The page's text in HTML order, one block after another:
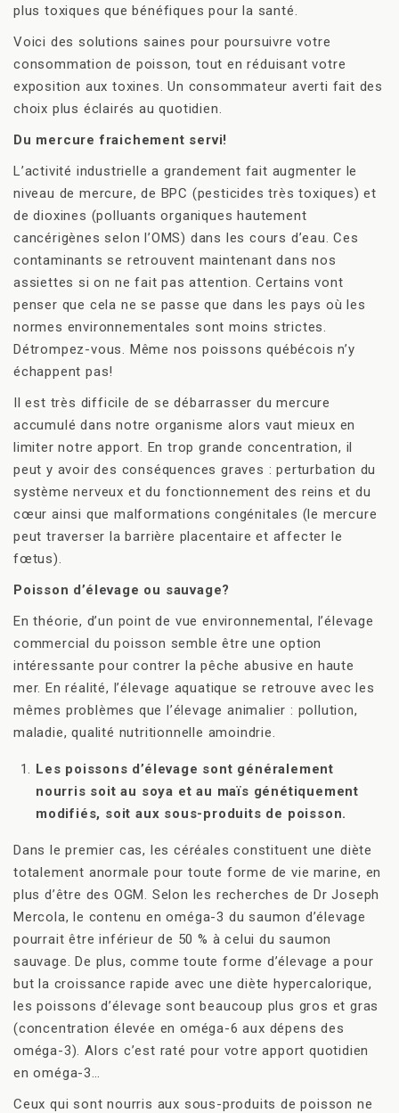
plus toxiques que bénéfiques pour la santé.
Voici des solutions saines pour poursuivre votre
consommation de poisson, tout en réduisant votre
exposition aux toxines. Un consommateur averti fait des
choix plus éclairés au quotidien.
Du mercure fraichement servi!
L’activité industrielle a grandement fait augmenter le
niveau de mercure, de BPC (pesticides très toxiques) et
de dioxines (polluants organiques hautement
cancérigènes selon l’OMS) dans les cours d’eau. Ces
contaminants se retrouvent maintenant dans nos
assiettes si on ne fait pas attention. Certains vont
penser que cela ne se passe que dans les pays où les
normes environnementales sont moins strictes.
Détrompez-vous. Même nos poissons québécois n’y
échappent pas!
Il est très difficile de se débarrasser du mercure
accumulé dans notre organisme alors vaut mieux en
limiter notre apport. En trop grande concentration, il
peut y avoir des conséquences graves : perturbation du
système nerveux et du fonctionnement des reins et du
cœur ainsi que malformations congénitales (le mercure
peut traverser la barrière placentaire et affecter le
fœtus).
Poisson d’élevage ou sauvage?
En théorie, d’un point de vue environnemental, l’élevage
commercial du poisson semble être une option
intéressante pour contrer la pêche abusive en haute
mer. En réalité, l’élevage aquatique se retrouve avec les
mêmes problèmes que l’élevage animalier : pollution,
maladie, qualité nutritionnelle amoindrie.
Les poissons d’élevage sont généralement
nourris soit au soya et au maïs génétiquement
modifiés, soit aux sous-produits de poisson.
Dans le premier cas, les céréales constituent une diète
totalement anormale pour toute forme de vie marine, en
plus d’être des OGM. Selon les recherches de Dr Joseph
Mercola, le contenu en oméga-3 du saumon d’élevage
pourrait être inférieur de 50 % à celui du saumon
sauvage. De plus, comme toute forme d’élevage a pour
but la croissance rapide avec une diète hypercalorique,
les poissons d’élevage sont beaucoup plus gros et gras
(concentration élevée en oméga-6 aux dépens des
oméga-3). Alors c’est raté pour votre apport quotidien
en oméga-3…
Ceux qui sont nourris aux sous-produits de poisson ne